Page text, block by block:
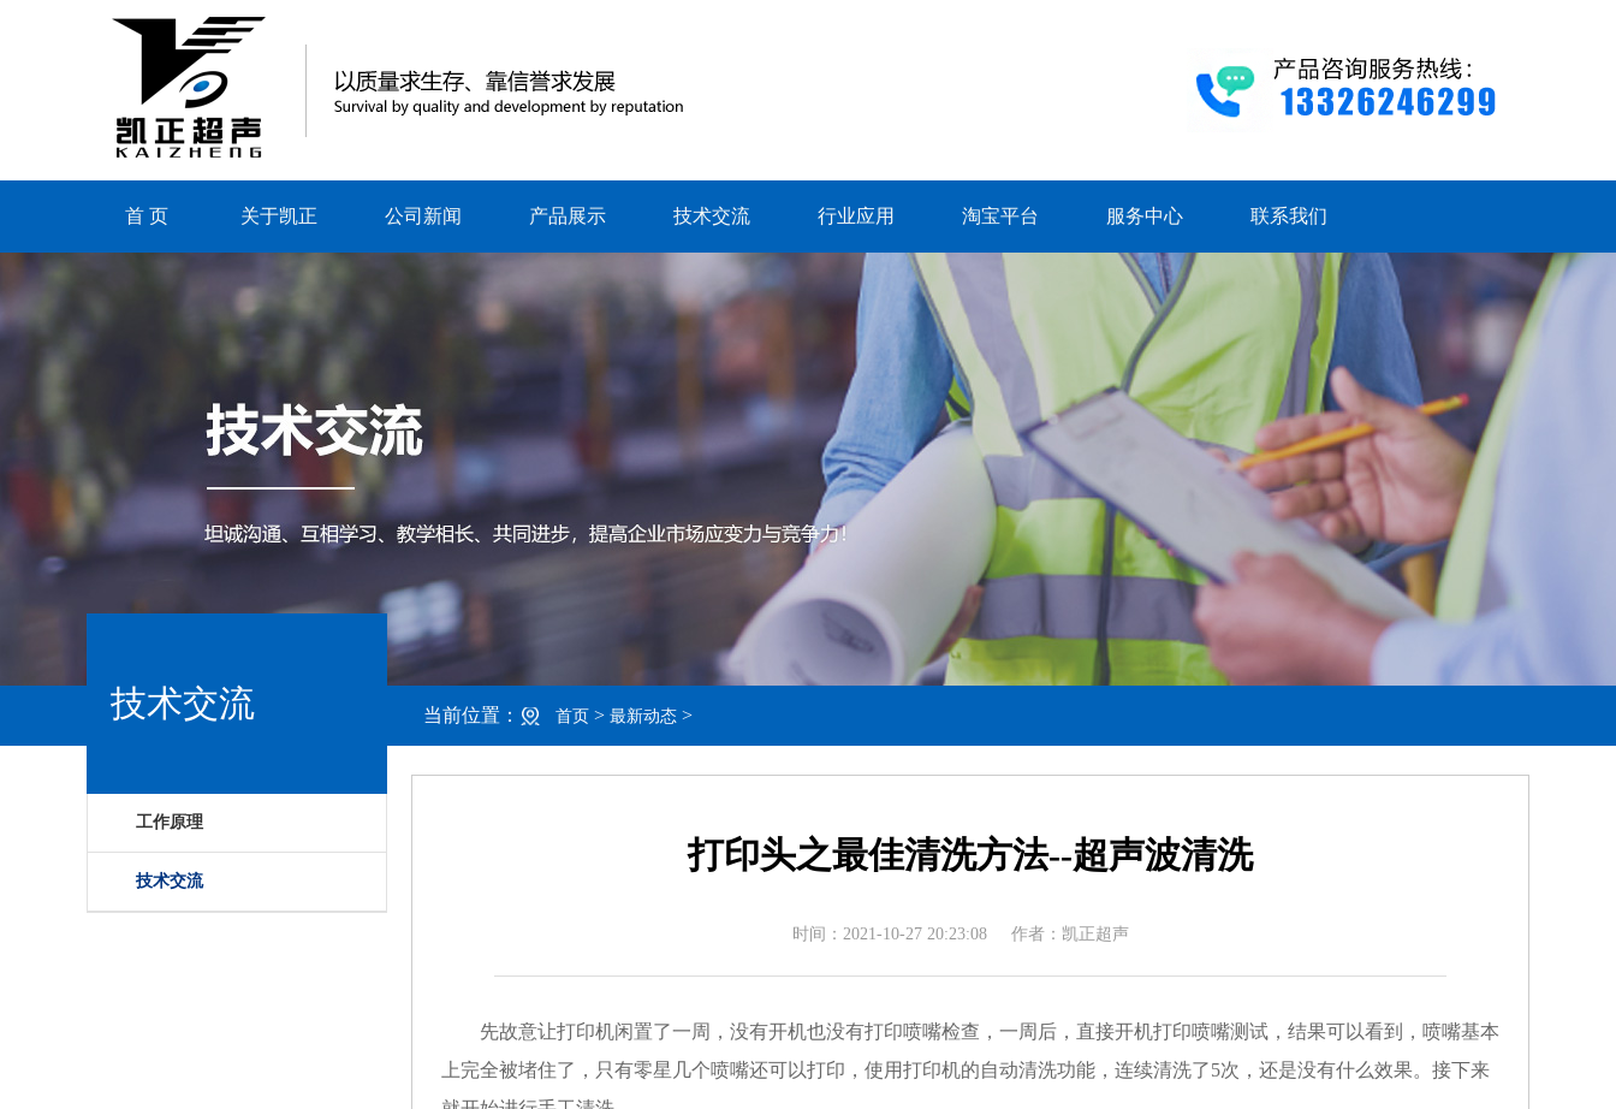
首 页 关于凯正 公司新闻 产品展示 技术交流 行业应用 淘宝平台 服务中心 联系我们
当前位置： 首页 > 最新动态 >
技术交流
工作原理
技术交流
打印头之最佳清洗方法--超声波清洗
时间：2021-10-27 20:23:08 作者：凯正超声
先故意让打印机闲置了一周，没有开机也没有打印喷嘴检查，一周后，直接开机打印喷嘴测试，结果可以看到，喷嘴基本
上完全被堵住了，只有零星几个喷嘴还可以打印，使用打印机的自动清洗功能，连续清洗了5次，还是没有什么效果。接下来